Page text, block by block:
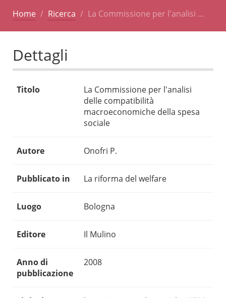
Home Ricerca La Commissione per l'analisi …
Dettagli
Titolo
La Commissione per l'analisi
delle compatibilità
macroeconomiche della spesa
sociale
Autore Onofri P.
Pubblicato in La riforma del welfare
Luogo Bologna
Editore Il Mulino
Anno di
pubblicazione
2008